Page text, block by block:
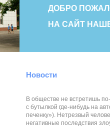
ДОБРО
НА САЙТ
Новости
В обществе не встретишь
с бутылкой где-нибудь на
печенку»). Нетрезвый
негативные последствия